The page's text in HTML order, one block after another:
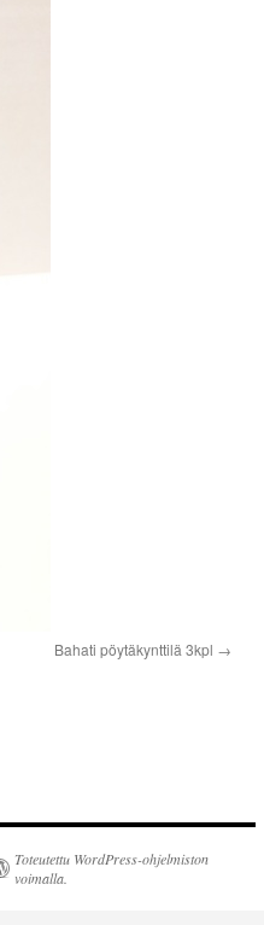
Bahati pöytäkynttilä 3kpl
Toteutettu WordPress-ohjelmiston
voimalla.